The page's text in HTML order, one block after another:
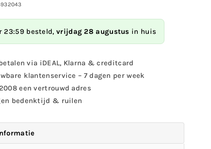
-
Nashville
23:59 besteld, vrijdag 28 augustus in huis
via iDEAL, Klarna & creditcard
klantenservice – 7 dagen per week
een vertrouwd adres
bedenktijd & ruilen